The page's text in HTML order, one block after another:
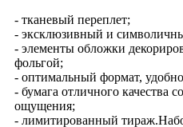
- тканевый переплет;
- эксклюзивный и
- элементы обложки
фольгой;
- оптимальный формат, удобно
- бумага отличного качества
ощущения;
- лимитированный